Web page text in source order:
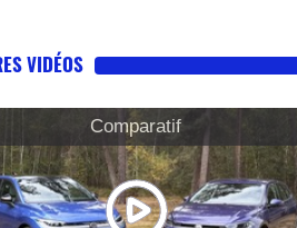
VIDÉOS
Comparatif